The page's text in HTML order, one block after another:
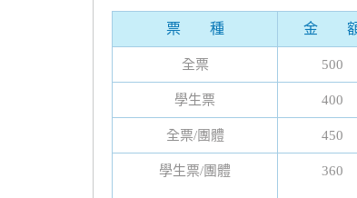
票 種 金
全票 500
學生票 400
全票/團體 450
學生票/團體 360